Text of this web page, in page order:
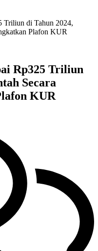
Triliun di Tahun 2024,
Plafon KUR
Rp325 Triliun
Secara
KUR